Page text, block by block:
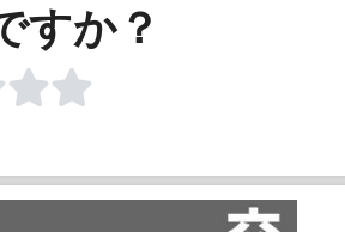
すか？